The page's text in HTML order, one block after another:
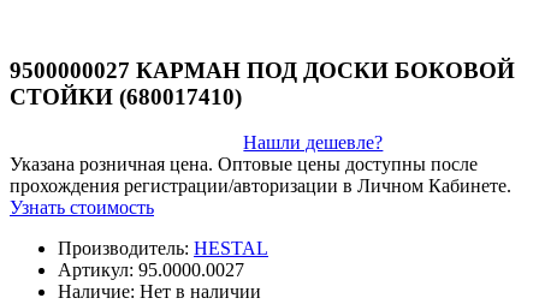
9500000027 КАРМАН ПОД ДОСКИ БОКОВОЙ
СТОЙКИ (680017410)
Нашли дешевле?
Указана розничная цена. Оптовые цены доступны после
прохождения регистрации/авторизации в Личном Кабинете.
Узнать стоимость
Производитель: HESTAL
Артикул: 95.0000.0027
Наличие: Нет в наличии